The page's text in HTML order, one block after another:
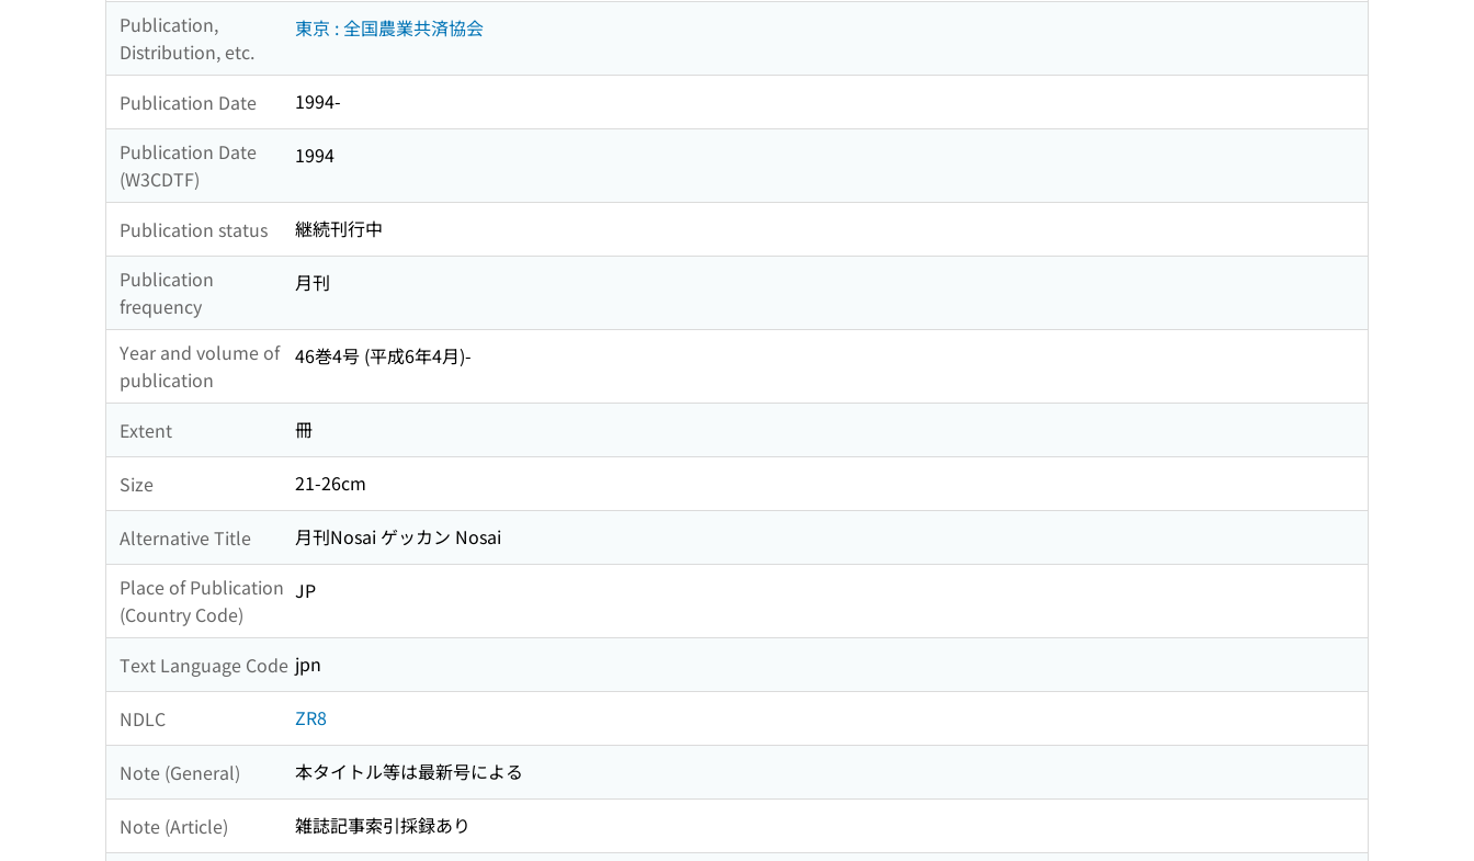
Publication,
Distribution, etc.
東京 : 全国農業共済協会
Publication Date
1994-
Publication Date
(W3CDTF)
1994
Publication status
継続刊行中
Publication
frequency
月刊
Year and volume of
publication
46巻4号 (平成6年4月)-
Extent 冊
Size 21-26cm
Alternative Title
月刊Nosai ゲッカン Nosai
Place of Publication
(Country Code)
JP
Text Language Code jpn
NDLC ZR8
Note (General) 本タイトル等は最新号による
Note (Article)
雑誌記事索引採録あり